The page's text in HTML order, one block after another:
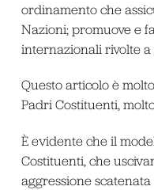
ordinamento che
Nazioni; promuove e
internazionali rivolte a
Questo articolo è
Padri Costituenti,
È evidente che il
Costituenti, che
aggressione